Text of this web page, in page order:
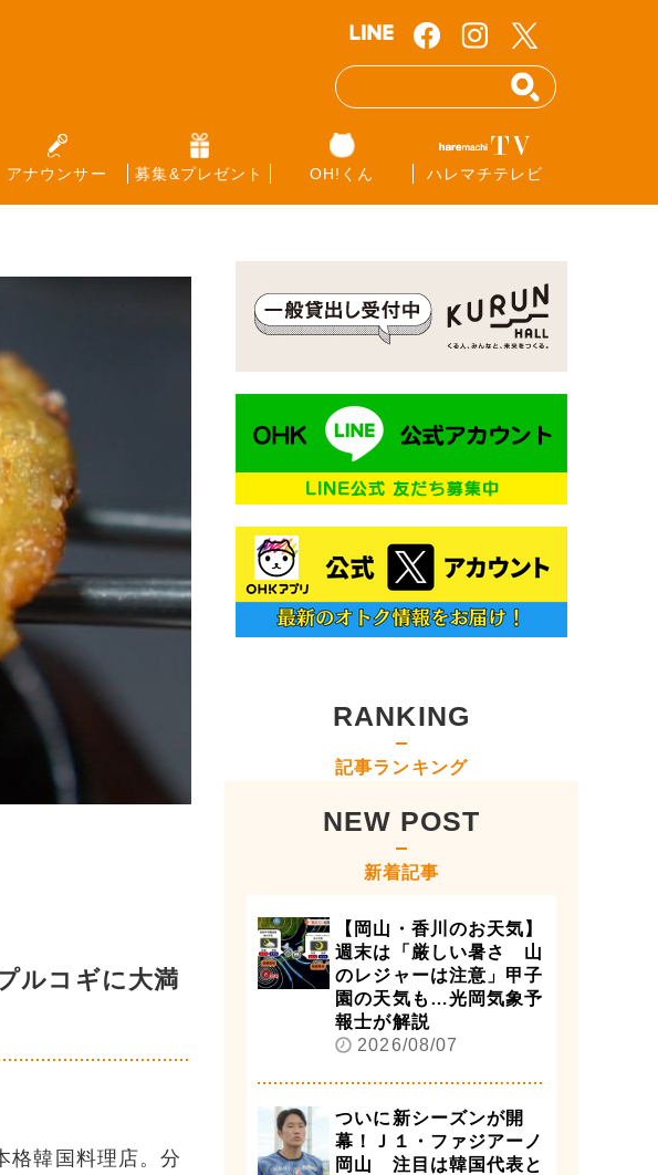
アナウンサー 募集&プレゼント OH!くん ハレマチテレビ
ルコギに大満
格韓国料理店。分
RANKING
記事ランキング
NEW POST
新着記事
【岡山・香川のお天気】
週末は「厳しい暑さ 山
のレジャーは注意」甲子
園の天気も…光岡気象予
報士が解説
2026/08/07
ついに新シーズンが開
幕！Ｊ１・ファジアーノ
岡山 注目は韓国代表と